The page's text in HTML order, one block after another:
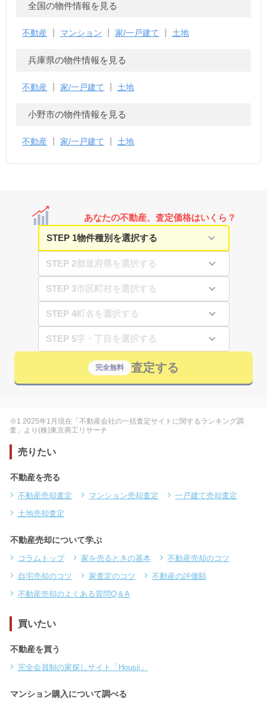
全国の物件情報を見る
不動産 マンション 家/一戸建て 土地
兵庫県の物件情報を見る
不動産 家/一戸建て 土地
小野市の物件情報を見る
不動産 家/一戸建て 土地
あなたの不動産、査定価格はいくら？
STEP 1
STEP 2
STEP 3
STEP 4
STEP 5
完全無料 査定する
※1 2025年1月現在「不動産会社の一括査定サイトに関するランキング調
査」より(株)東京商工リサーチ
売りたい
不動産を売る
不動産売却査定 マンション売却査定
一戸建て売却査定
土地売却査定
不動産売却について学ぶ
コラムトップ 家を売るときの基本
不動産売却のコツ
自宅売却のコツ
家査定のコツ
不動産の評価額
不動産売却のよくある質問Q＆A
買いたい
不動産を買う
完全会員制の家探しサイト「Housii」
マンション購入について調べる